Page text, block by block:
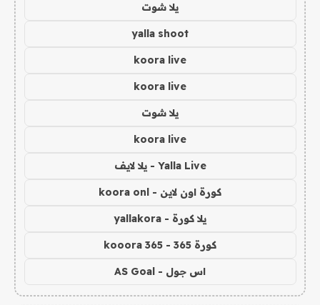
يلا شوت
yalla shoot
koora live
koora live
يلا شوت
koora live
Yalla Live - يلا لايف
كورة اون لاين - koora onl
يلا كورة - yallakora
كورة 365 - kooora 365
اس جول - AS Goal